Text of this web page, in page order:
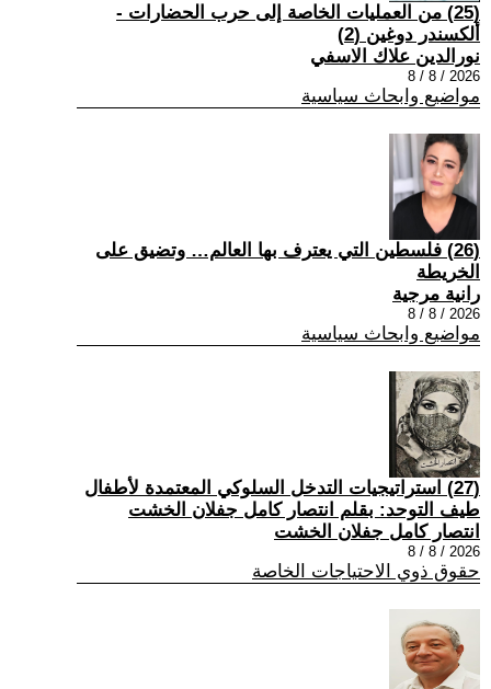
(25) من العمليات الخاصة إلى حرب الحضارات -
ألكسندر دوغين (2)
نورالدين علاك الاسفي
2026 / 8 / 8
مواضيع وابحاث سياسية
(26) فلسطين التي يعترف بها العالم… وتضيق على
الخريطة
رانية مرجية
2026 / 8 / 8
مواضيع وابحاث سياسية
(27) استراتيجيات التدخل السلوكي المعتمدة لأطفال
طيف التوحد: بقلم انتصار كامل جفلان الخشت
انتصار كامل جفلان الخشت
2026 / 8 / 8
حقوق ذوي الاحتياجات الخاصة